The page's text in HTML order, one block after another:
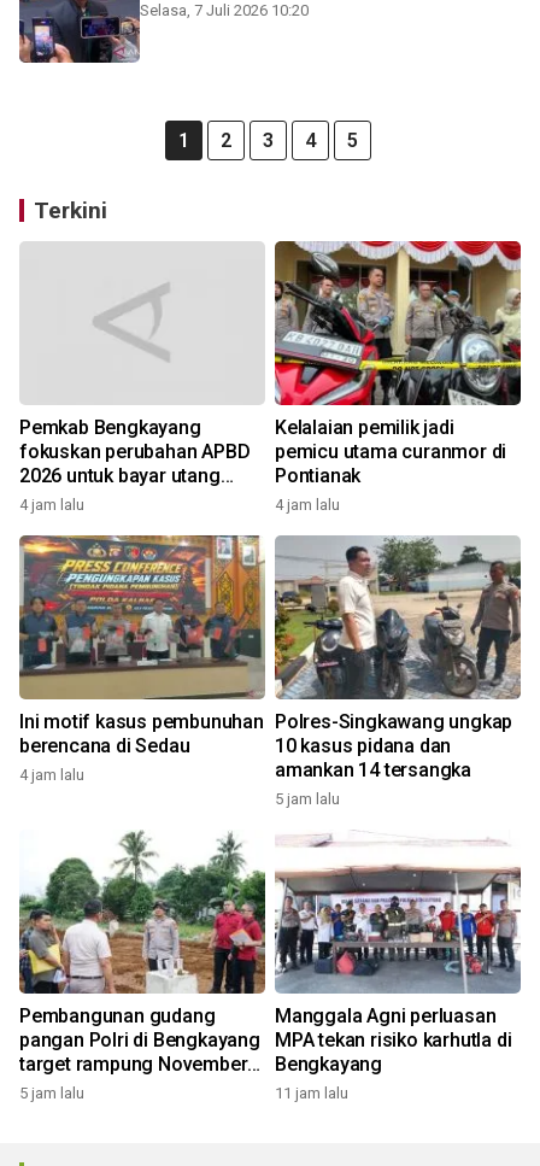
Selasa, 7 Juli 2026 10:20
1 2 3 4 5
Terkini
Pemkab Bengkayang
fokuskan perubahan APBD
2026 untuk bayar utang
Rp10,48 miliar
4 jam lalu
Kelalaian pemilik jadi
pemicu utama curanmor di
Pontianak
4 jam lalu
Ini motif kasus pembunuhan
berencana di Sedau
4 jam lalu
Polres-Singkawang ungkap
10 kasus pidana dan
amankan 14 tersangka
5 jam lalu
Pembangunan gudang
pangan Polri di Bengkayang
target rampung November
2026
5 jam lalu
Manggala Agni perluasan
MPA tekan risiko karhutla di
Bengkayang
11 jam lalu